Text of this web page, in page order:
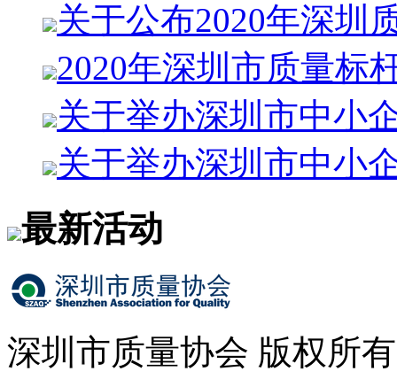
关于公布2020年深圳
2020年深圳市质量标
关于举办深圳市中小
关于举办深圳市中小
最新活动
深圳市质量协会 版权所